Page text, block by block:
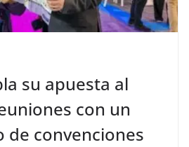
su apuesta al
con un
de convenciones